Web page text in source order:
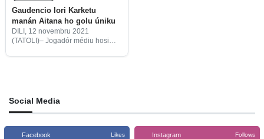
Gaudencio lori Karketu
manán Aitana ho golu úniku
DILI, 12 novembru 2021
(TATOLI)– Jogadór médiu hosi
Social Media
Facebook Likes Instagram Follows